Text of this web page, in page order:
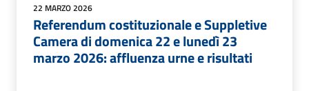
22 MARZO 2026
Referendum costituzionale e Suppletive
Camera di domenica 22 e lunedì 23
marzo 2026: affluenza urne e risultati